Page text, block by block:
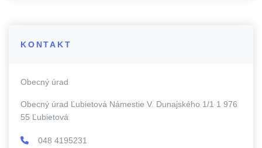
KONTAKT
Obecný úrad
Obecný úrad Ľubietová Námestie V. Dunajského 1/1 1 976
55 Ľubietová
048 4195231